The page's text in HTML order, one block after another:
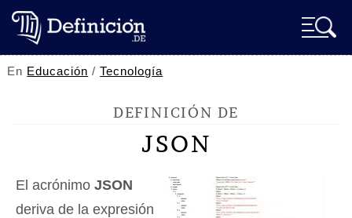
En Educación /Tecnología
DEFINICIÓN DE
JSON
El acrónimo JSON
deriva de la expresión